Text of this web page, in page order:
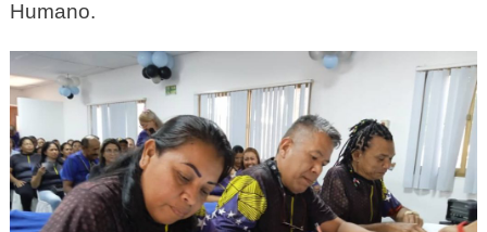
Humano.